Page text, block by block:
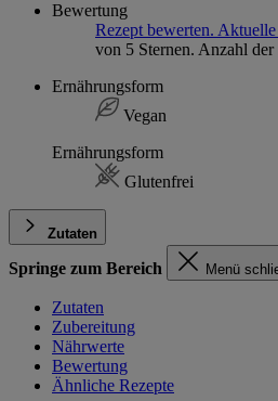
Bewertung
Rezept bewerten.
von 5 Sternen. Anzahl
Ernährungsform
Vegan
Ernährungsform
Glutenfrei
Zutaten
Springe zum Bereich Menü
Zutaten
Zubereitung
Nährwerte
Bewertung
Ähnliche Rezepte